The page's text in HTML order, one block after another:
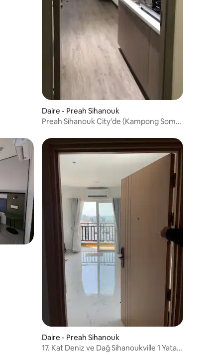
Daire - Preah Sihanouk
Preah Sihanouk City'de (Kampong Som)
Daire - Preah Sihanouk
17. Kat Deniz ve Dağ Sihanoukville 1 Yatak